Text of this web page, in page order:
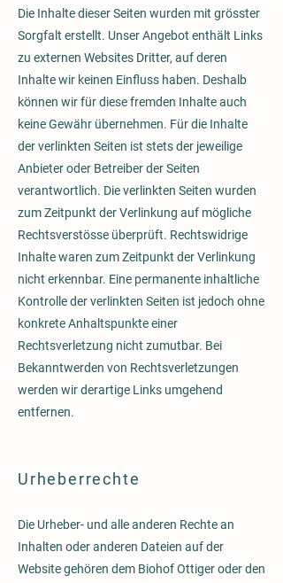
Die Inhalte dieser Seiten wurden mit grösster
Sorgfalt erstellt. Unser Angebot enthält Links
zu externen Websites Dritter, auf deren
Inhalte wir keinen Einfluss haben. Deshalb
können wir für diese fremden Inhalte auch
keine Gewähr übernehmen. Für die Inhalte
der verlinkten Seiten ist stets der jeweilige
Anbieter oder Betreiber der Seiten
verantwortlich. Die verlinkten Seiten wurden
zum Zeitpunkt der Verlinkung auf mögliche
Rechtsverstösse überprüft. Rechtswidrige
Inhalte waren zum Zeitpunkt der Verlinkung
nicht erkennbar. Eine permanente inhaltliche
Kontrolle der verlinkten Seiten ist jedoch ohne
konkrete Anhaltspunkte einer
Rechtsverletzung nicht zumutbar. Bei
Bekanntwerden von Rechtsverletzungen
werden wir derartige Links umgehend
entfernen.
Urheberrechte
Die Urheber- und alle anderen Rechte an
Inhalten oder anderen Dateien auf der
Website gehören dem Biohof Ottiger oder den